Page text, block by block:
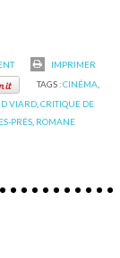
IMPRIMER
TAGS :CINÉMA
VIARD ,CRITIQUE DE
PRÉS ROMANE